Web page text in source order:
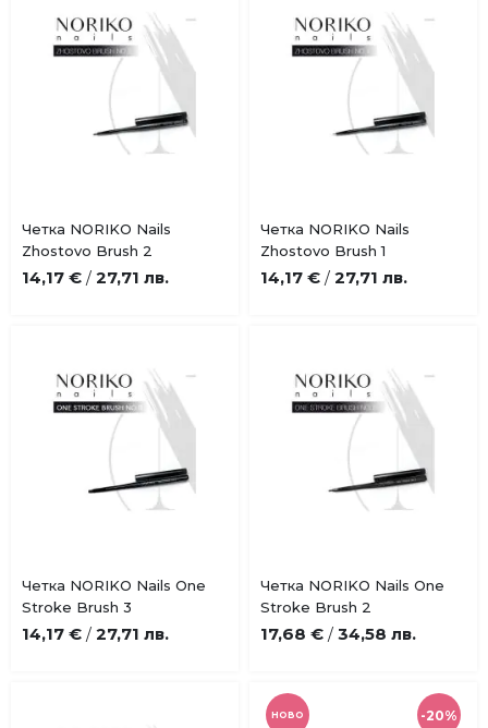
в
любими
Купи
Четка NORIKO Nails
Zhostovo Brush 2
14,17 € / 27,71 лв.
любими
Купи
Четка NORIKO Nails
Zhostovo Brush 1
14,17 € / 27,71 лв.
любими
Купи
Четка NORIKO Nails One
Stroke Brush 3
14,17 € / 27,71 лв.
любими
Купи
Четка NORIKO Nails One
Stroke Brush 2
17,68 € / 34,58 лв.
-20%
НОВО